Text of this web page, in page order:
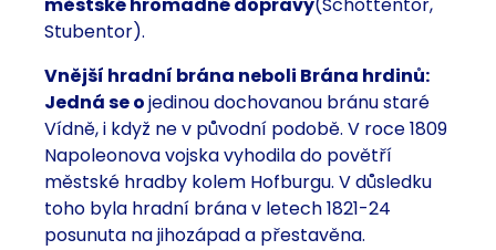
Stubentor).
Vnější hradní brána neboli Brána hrdinů:
Jedná se ojedinou dochovanou bránu staré
Vídně, i když ne v původní podobě. V roce 1809
Napoleonova vojska vyhodila do povětří
městské hradby kolem Hofburgu. V důsledku
toho byla hradní brána v letech 1821-24
posunuta na jihozápad a přestavěna.